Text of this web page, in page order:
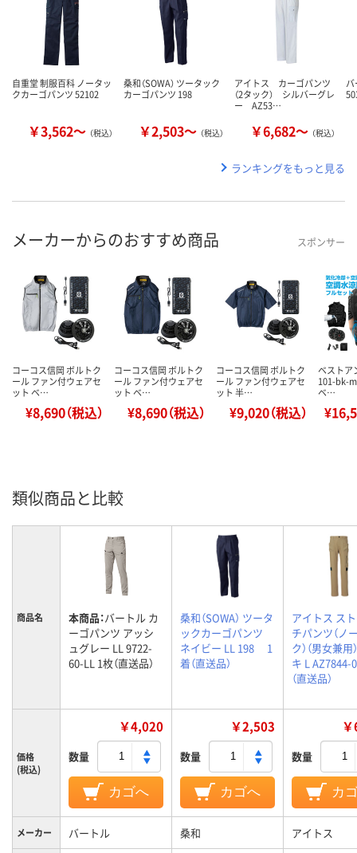
自重堂 制服百科 ノータッ
クカーゴパンツ 52102
￥3,562～ （税込）
桑和（SOWA） ツータック
カーゴパンツ 198
￥2,503～ （税込）
アイトス カーゴパンツ
（2タック） シルバーグレ
ー AZ53…
￥6,682～ （税込）
ランキングをもっと見る
メーカーからのおすすめ商品 スポンサー
コーコス信岡 ボルトク
ール ファン付ウェアセ
ット ベ…
¥8,690（税込）
コーコス信岡 ボルトク
ール ファン付ウェアセ
ット ベ…
¥8,690（税込）
コーコス信岡 ボルトク
ール ファン付ウェアセ
ット 半…
¥9,020（税込）
ベストア
101-bk-
ベ…
類似商品と比較
商品名 本商品：バートル カ
ーゴパンツ アッシ
ュグレー LL 9722-
60-LL 1枚（直送品）
桑和（SOWA） ツータ
ックカーゴパンツ
ネイビー LL 198 1
着（直送品）
アイトス ス
チパンツ（ノ
ク）（男女兼用
キ L AZ7844-
（直送品）
価格
(税込)
￥4,020
数量
カゴへ
￥2,503
数量
カゴへ
数量
カ
メーカー バートル 桑和 アイトス